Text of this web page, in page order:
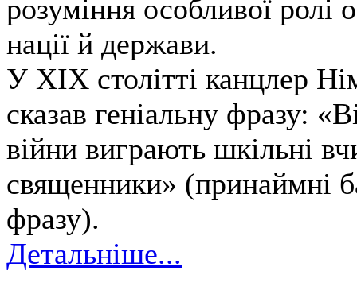
розуміння особливої ролі
нації й держави.
У XIX столітті канцлер
сказав геніальну фразу:
війни виграють шкільні
священники» (принаймні
фразу).
Детальніше...